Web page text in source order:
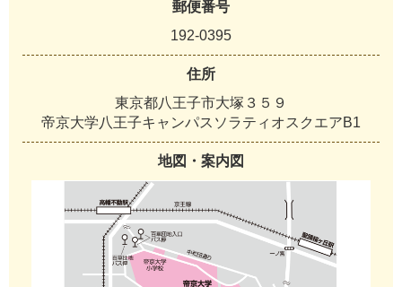
郵便番号
192-0395
住所
東京都八王子市大塚３５９
帝京大学八王子キャンパスソラティオスクエアB1
地図・案内図